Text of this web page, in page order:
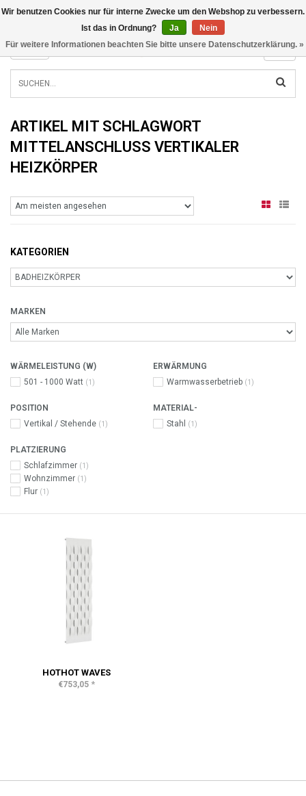
INFO@RADIATORS.SHOP
MENU
ARTIKEL MIT SCHLAGWORT
MITTELANSCHLUSS VERTIKALER
HEIZKÖRPER
KATEGORIEN
MARKEN
WÄRMELEISTUNG (W)
501 - 1000 Watt (1)
ERWÄRMUNG
Warmwasserbetrieb (1)
POSITION
Vertikal / Stehende (1)
MATERIAL-
Stahl
(1)
PLATZIERUNG
Schlafzimmer (1)
Wohnzimmer (1)
Flur (1)
HOTHOT WAVES
€753,05 *
Wir benutzen Cookies nur für interne Zwecke um den Webshop zu verbessern.
Ist das in Ordnung?
Ja
Nein
Für weitere Informationen beachten Sie bitte unsere Datenschutzerklärung. »